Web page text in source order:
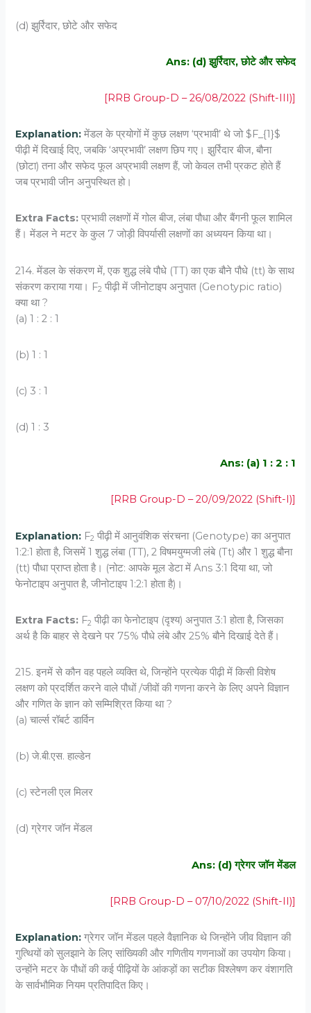
(d) झुर्रिदार, छोटे और सफेद
Ans: (d) झुर्रिदार, छोटे और सफेद
[RRB Group-D – 26/08/2022 (Shift-III)]
Explanation: मेंडल के प्रयोगों में कुछ लक्षण ‘प्रभावी’ थे जो $F_{1}$
पीढ़ी में दिखाई दिए, जबकि ‘अप्रभावी’ लक्षण छिप गए। झुर्रिदार बीज, बौना
(छोटा) तना और सफेद फूल अप्रभावी लक्षण हैं, जो केवल तभी प्रकट होते हैं
जब प्रभावी जीन अनुपस्थित हो।
Extra Facts: प्रभावी लक्षणों में गोल बीज, लंबा पौधा और बैंगनी फूल शामिल
हैं। मेंडल ने मटर के कुल 7 जोड़ी विपर्यासी लक्षणों का अध्ययन किया था।
214. मेंडल के संकरण में, एक शुद्ध लंबे पौधे (TT) का एक बौने पौधे (tt) के साथ
संकरण कराया गया। F2 पीढ़ी में जीनोटाइप अनुपात (Genotypic ratio)
क्या था ?
(a) 1 : 2 : 1
(b) 1 : 1
(c) 3 : 1
(d) 1 : 3
Ans: (a) 1 : 2 : 1
[RRB Group-D – 20/09/2022 (Shift-I)]
Explanation: F2 पीढ़ी में आनुवंशिक संरचना (Genotype) का अनुपात
1:2:1 होता है, जिसमें 1 शुद्ध लंबा (TT), 2 विषमयुग्मजी लंबे (Tt) और 1 शुद्ध बौना
(tt) पौधा प्राप्त होता है। (नोट: आपके मूल डेटा में Ans 3:1 दिया था, जो
फेनोटाइप अनुपात है, जीनोटाइप 1:2:1 होता है)।
Extra Facts: F2 पीढ़ी का फेनोटाइप (दृश्य) अनुपात 3:1 होता है, जिसका
अर्थ है कि बाहर से देखने पर 75% पौधे लंबे और 25% बौने दिखाई देते हैं।
215. इनमें से कौन वह पहले व्यक्ति थे, जिन्होंने प्रत्येक पीढ़ी में किसी विशेष
लक्षण को प्रदर्शित करने वाले पौधों /जीवों की गणना करने के लिए अपने विज्ञान
और गणित के ज्ञान को सम्मिश्रित किया था ?
(a) चार्ल्स रॉबर्ट डार्विन
(b) जे.बी.एस. हाल्डेन
(c) स्टेनली एल मिलर
(d) ग्रेगर जॉन मेंडल
Ans: (d) ग्रेगर जॉन मेंडल
[RRB Group-D – 07/10/2022 (Shift-II)]
Explanation: ग्रेगर जॉन मेंडल पहले वैज्ञानिक थे जिन्होंने जीव विज्ञान की
गुत्थियों को सुलझाने के लिए सांख्यिकी और गणितीय गणनाओं का उपयोग किया।
उन्होंने मटर के पौधों की कई पीढ़ियों के आंकड़ों का सटीक विश्लेषण कर वंशागति
के सार्वभौमिक नियम प्रतिपादित किए।